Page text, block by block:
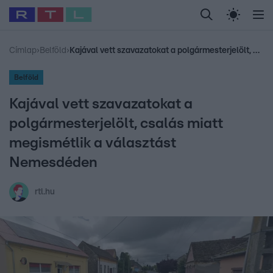
Legfrissebb RTL Híradó Randi Celeb vagyok,
Babits Marcella Most Wanted Gallusz
Címlap› Belföld › Kajával vett szavazatokat a polgármesterjelölt, csalás miatt megismétlik a választást Nemesdéden
Belföld
Kajával vett szavazatokat a
polgármesterjelölt, csalás miatt
megismétlik a választást
Nemesdéden
rtl.hu